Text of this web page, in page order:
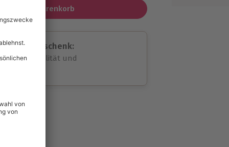
In den Warenkorb
Geschenk:
volle Flexibilität und